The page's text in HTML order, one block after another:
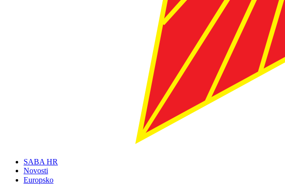
SABA HR
Novosti
Europsko